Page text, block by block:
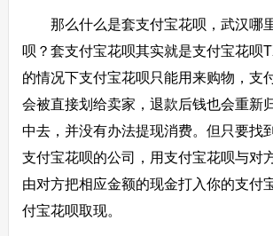
那么什么是套支付宝花呗，武汉哪
呗？套支付宝花呗其实就是支付宝花呗
的情况下支付宝花呗只能用来购物，支
会被直接划给卖家，退款后钱也会重新
中去，并没有办法提现消费。但只要找
支付宝花呗的公司，用支付宝花呗与对
由对方把相应金额的现金打入你的支付
付宝花呗取现。